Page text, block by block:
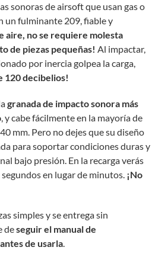
sonoras de airsoft que usan gas o
un fulminante 209, fiable y
aire, no se requiere molesta
de piezas pequeñas! Al impactar,
por inercia golpea la carga,
120 decibelios!
granada de impacto sonora más
, y cabe fácilmente en la mayoría de
mm. Pero no dejes que su diseño
para soportar condiciones duras y
bajo presión. En la recarga verás
en lugar de minutos. ¡No
simples y se entrega sin
deseguir el manual de
de usarla.